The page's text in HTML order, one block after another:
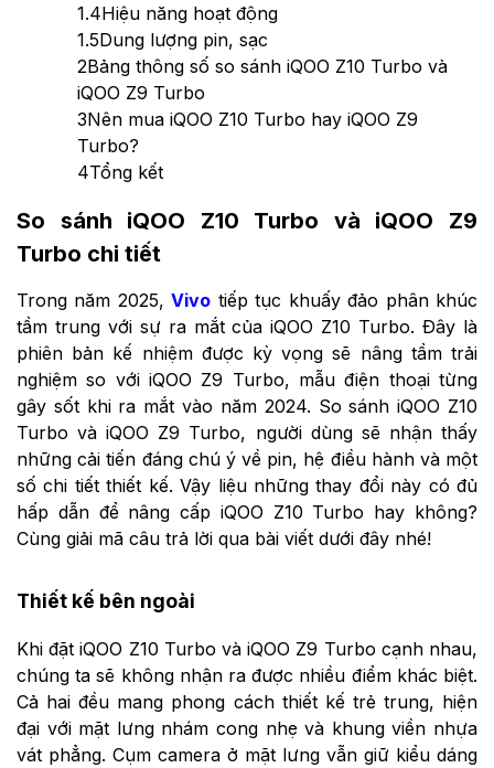
1.4Hiệu năng hoạt động
1.5Dung lượng pin, sạc
2Bảng thông số so sánh iQOO Z10 Turbo và
iQOO Z9 Turbo
3Nên mua iQOO Z10 Turbo hay iQOO Z9
Turbo?
4Tổng kết
So sánh iQOO Z10 Turbo và iQOO Z9
Turbo chi tiết
Trong năm 2025,Vivo tiếp tục khuấy đảo phân khúc
tầm trung với sự ra mắt của iQOO Z10 Turbo. Đây là
phiên bản kế nhiệm được kỳ vọng sẽ nâng tầm trải
nghiệm so với iQOO Z9 Turbo, mẫu điện thoại từng
gây sốt khi ra mắt vào năm 2024. So sánh iQOO Z10
Turbo và iQOO Z9 Turbo, người dùng sẽ nhận thấy
những cải tiến đáng chú ý về pin, hệ điều hành và một
số chi tiết thiết kế. Vậy liệu những thay đổi này có đủ
hấp dẫn để nâng cấp iQOO Z10 Turbo hay không?
Cùng giải mã câu trả lời qua bài viết dưới đây nhé!
Thiết kế bên ngoài
Khi đặt iQOO Z10 Turbo và iQOO Z9 Turbo cạnh nhau,
chúng ta sẽ không nhận ra được nhiều điểm khác biệt.
Cả hai đều mang phong cách thiết kế trẻ trung, hiện
đại với mặt lưng nhám cong nhẹ và khung viền nhựa
vát phẳng. Cụm camera ở mặt lưng vẫn giữ kiểu dáng